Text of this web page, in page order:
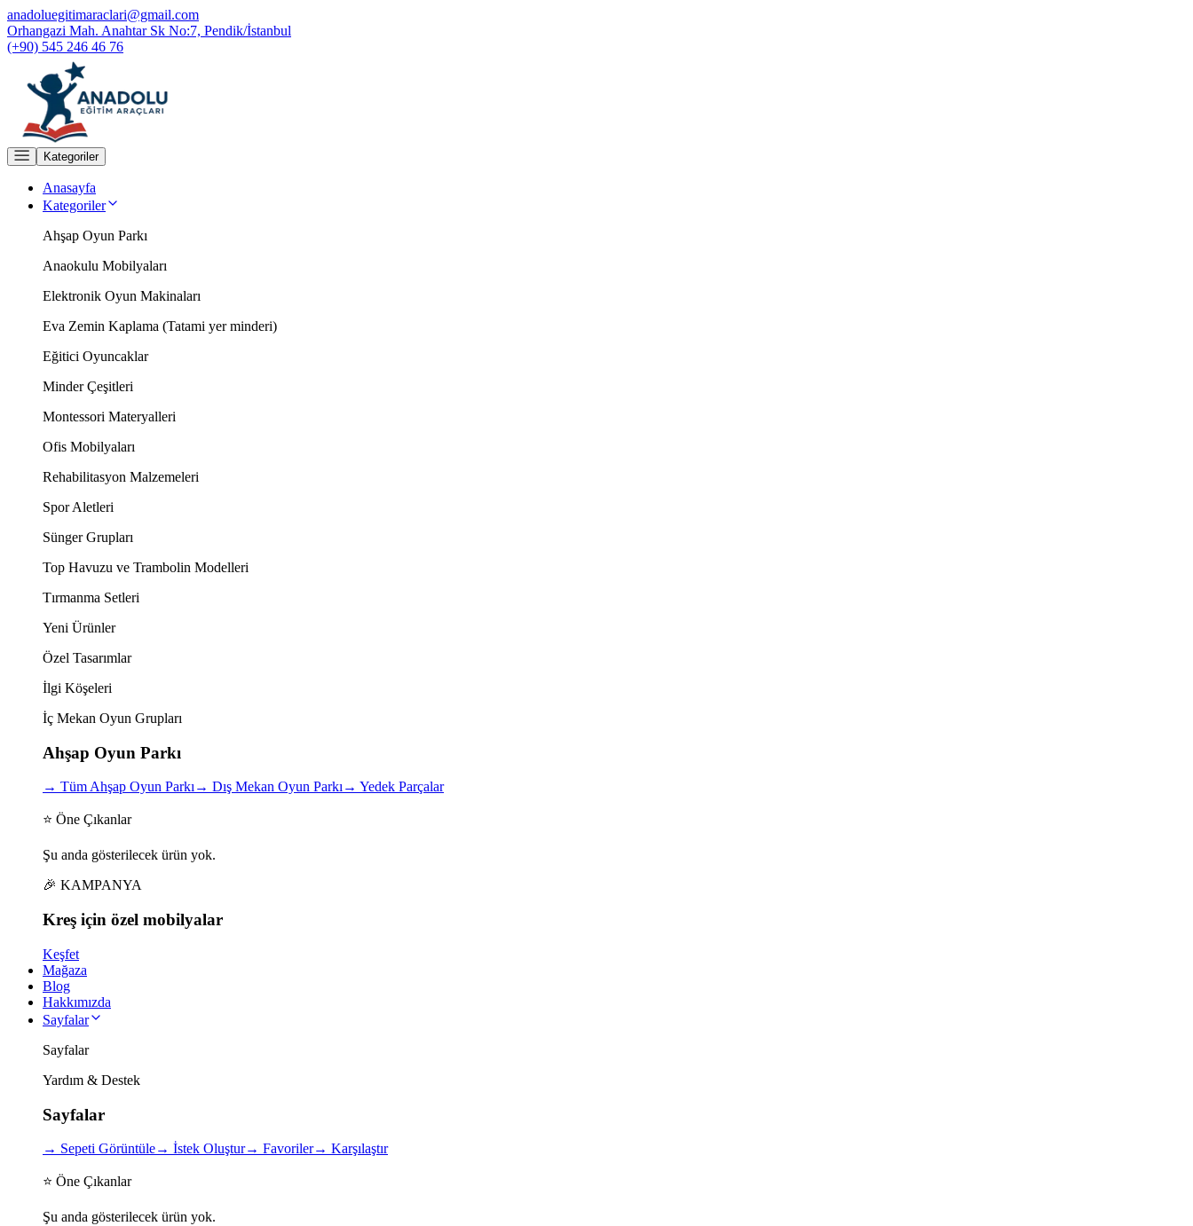
anadoluegitimaraclari@gmail.com
Orhangazi Mah. Anahtar Sk No:7, Pendik/İstanbul
(+90) 545 246 46 76
Kategoriler
Anasayfa
Kategoriler
Ahşap Oyun Parkı
Anaokulu Mobilyaları
Elektronik Oyun Makinaları
Eva Zemin Kaplama (Tatami yer minderi)
Eğitici Oyuncaklar
Minder Çeşitleri
Montessori Materyalleri
Ofis Mobilyaları
Rehabilitasyon Malzemeleri
Spor Aletleri
Sünger Grupları
Top Havuzu ve Trambolin Modelleri
Tırmanma Setleri
Yeni Ürünler
Özel Tasarımlar
İlgi Köşeleri
İç Mekan Oyun Grupları
Ahşap Oyun Parkı
→ Tüm Ahşap Oyun Parkı→ Dış Mekan Oyun Parkı→ Yedek Parçalar
⭐ Öne Çıkanlar
Şu anda gösterilecek ürün yok.
🎉 KAMPANYA
Kreş için özel mobilyalar
Keşfet
Mağaza
Blog
Hakkımızda
Sayfalar
Sayfalar
Yardım & Destek
Sayfalar
→ Sepeti Görüntüle→ İstek Oluştur→ Favoriler→ Karşılaştır
⭐ Öne Çıkanlar
Şu anda gösterilecek ürün yok.